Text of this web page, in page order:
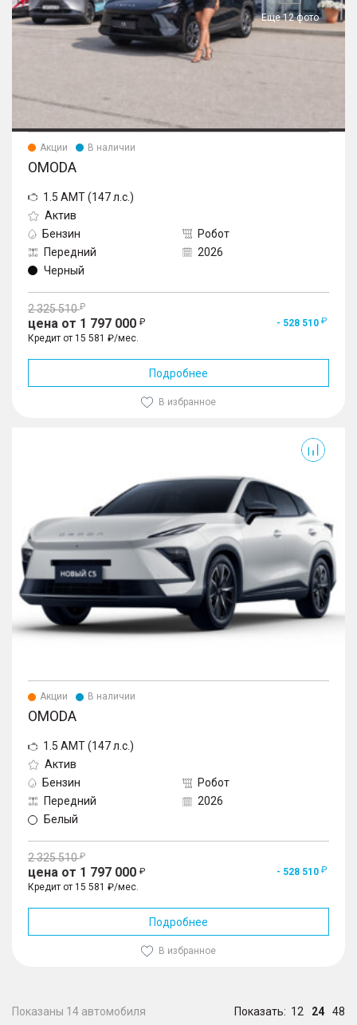
Еще 12 фото
Акции В наличии
OMODA
1.5 AMT (147 л.с.)
Актив
Бензин
Робот
Передний
2026
Черный
2 325 510
цена от 1 797 000
- 528 510
Кредит от 15 581 ₽/мес.
Подробнее
В избранное
Акции В наличии
OMODA
1.5 AMT (147 л.с.)
Актив
Бензин
Робот
Передний
2026
Белый
2 325 510
цена от 1 797 000
- 528 510
Кредит от 15 581 ₽/мес.
Подробнее
В избранное
Показаны 14 автомобиля Показать: 12 24 48